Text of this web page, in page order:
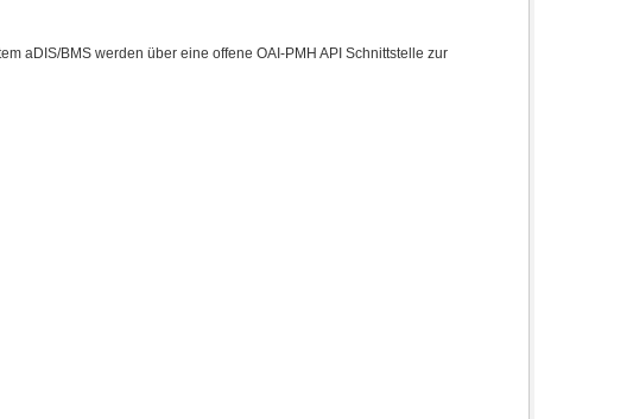
aDIS/BMS werden über eine offene OAI-PMH API Schnittstelle zur